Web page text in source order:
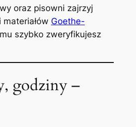
oraz pisowni zajrzyj
i materiałów Goethe-
szybko zweryfikujesz
godziny –